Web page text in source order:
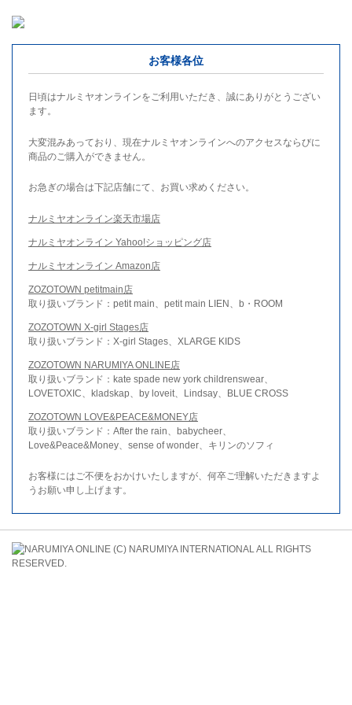
お客様各位
日頃はナルミヤオンラインをご利用いただき、誠にありがとうござい
ます。
大変混みあっており、現在ナルミヤオンラインへのアクセスならびに
商品のご購入ができません。
お急ぎの場合は下記店舗にて、お買い求めください。
ナルミヤオンライン楽天市場店
ナルミヤオンライン Yahoo!ショッピング店
ナルミヤオンライン Amazon店
ZOZOTOWN petitmain店
取り扱いブランド：petit main、petit main LIEN、b・ROOM
ZOZOTOWN X-girl Stages店
取り扱いブランド：X-girl Stages、XLARGE KIDS
ZOZOTOWN NARUMIYA ONLINE店
取り扱いブランド：kate spade new york childrenswear、
LOVETOXIC、kladskap、by loveit、Lindsay、BLUE CROSS
ZOZOTOWN LOVE&PEACE&MONEY店
取り扱いブランド：After the rain、babycheer、
Love&Peace&Money、sense of wonder、キリンのソフィ
お客様にはご不便をおかけいたしますが、何卒ご理解いただきますよ
うお願い申し上げます。